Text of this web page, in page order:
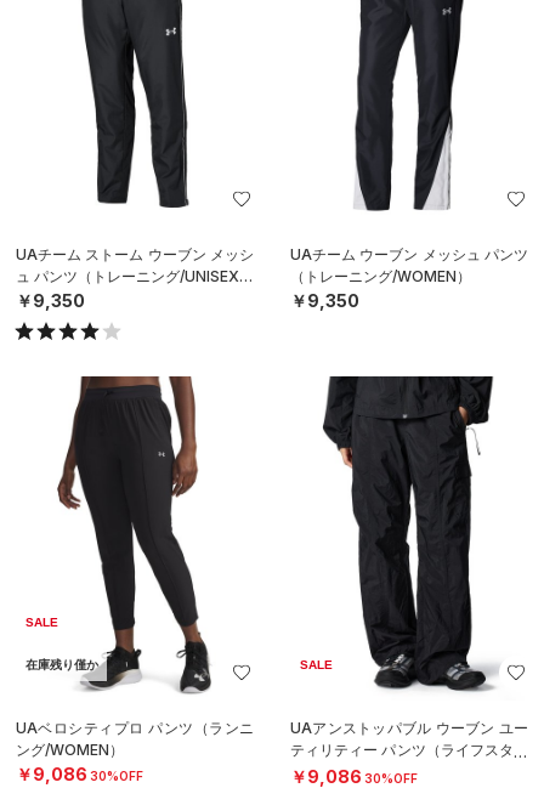
UAチーム ストーム ウーブン メッシ
ュ パンツ（トレーニング/UNISEX）
￥9,350
UAチーム ウーブン メッシュ パンツ
（トレーニング/WOMEN）
￥9,350
SALE
在庫残り僅か
UAベロシティプロ パンツ（ランニ
ング/WOMEN）
￥9,086 30%OFF
SALE
UAアンストッパブル ウーブン ユー
ティリティー パンツ（ライフスタイ
ル/WOMEN）
￥9,086 30%OFF